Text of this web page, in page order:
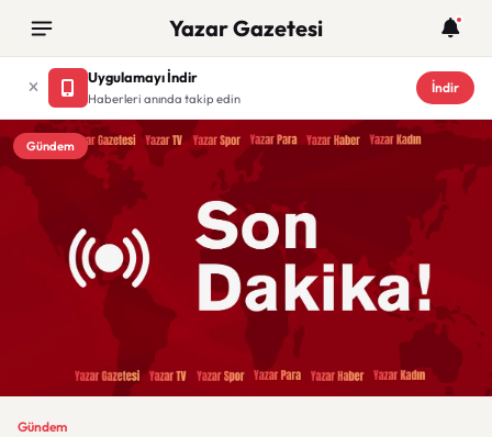
Yazar Gazetesi
Uygulamayı İndir
Haberleri anında takip edin
İndir
Gündem
Gündem